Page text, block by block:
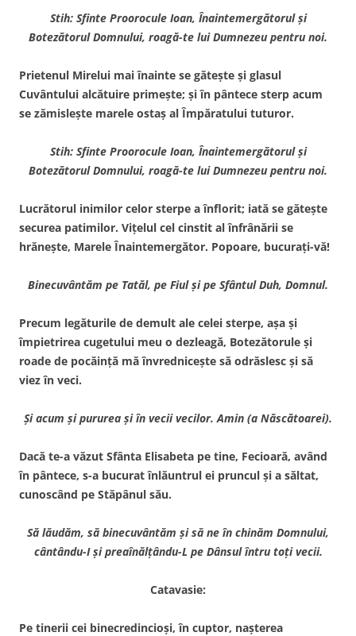
Stih: Sfinte Proorocule Ioan, Înaintemergătorul şi
Botezătorul Domnului, roagă-te lui Dumnezeu pentru noi.
Prietenul Mirelui mai înainte se găteşte şi glasul
Cuvântului alcătuire primeşte; şi în pântece sterp acum
se zămisleşte marele ostaş al Împăratului tuturor.
Stih: Sfinte Proorocule Ioan, Înaintemergătorul şi
Botezătorul Domnului, roagă-te lui Dumnezeu pentru noi.
Lucrătorul inimilor celor sterpe a înflorit; iată se găteşte
securea patimilor. Viţelul cel cinstit al înfrânării se
hrăneşte, Marele Înaintemergător. Popoare, bucuraţi-vă!
Binecuvântăm pe Tatăl, pe Fiul şi pe Sfântul Duh, Domnul.
Precum legăturile de demult ale celei sterpe, aşa şi
împietrirea cugetului meu o dezleagă, Botezătorule şi
roade de pocăinţă mă învredniceşte să odrăslesc şi să
viez în veci.
Şi acum şi pururea şi în vecii vecilor. Amin (a Născătoarei).
Dacă te-a văzut Sfânta Elisabeta pe tine, Fecioară, având
în pântece, s-a bucurat înlăuntrul ei pruncul şi a săltat,
cunoscând pe Stăpânul său.
Să lăudăm, să binecuvântăm şi să ne în chinăm Domnului,
cântându-I şi preaînălţându-L pe Dânsul întru toţi vecii.
Catavasie:
Pe tinerii cei binecredincioşi, în cuptor, naşterea